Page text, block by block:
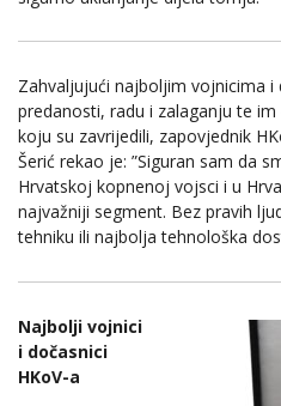
Zahvaljujući najboljim vojnicima
predanosti, radu i zalaganju te
koju su zavrijedili, zapovjednik
Šerić rekao je: ”Siguran sam da
Hrvatskoj kopnenoj vojsci i u
najvažniji segment. Bez pravih
tehniku ili najbolja tehnološka
Najbolji vojnici
i dočasnici
HKoV-a